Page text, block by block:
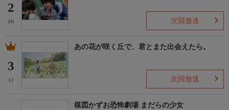
2
(4) 次回放送
3
(-)
あの花が咲く丘で、君とまた出会えたら。
次回放送
楳図かずお恐怖劇場 まだらの少女